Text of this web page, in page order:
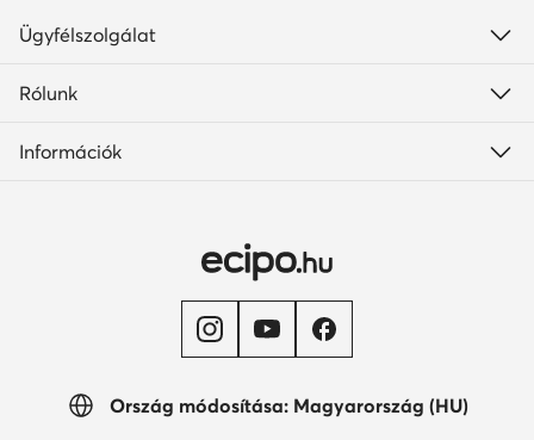
Ország módosítása: Magyarország (HU)
Ügyfélszolgálat
Rólunk
Információk